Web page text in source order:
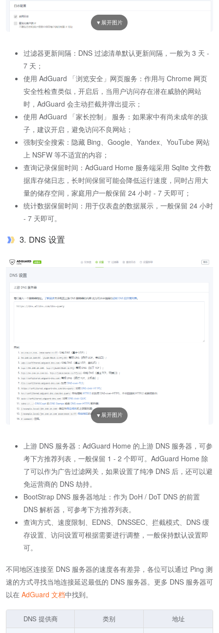
过滤器更新间隔：DNS 过滤清单默认更新间隔，一般为 3 天 -
7 天；
使用 AdGuard 「浏览安全」网页服务：作用与 Chrome 网页
安全性检查类似，开启后，当用户访问存在潜在威胁的网站
时，AdGuard 会主动拦截并弹出提示；
使用 AdGuard 「家长控制」 服务：如果家中有尚未成年的孩
子，建议开启，避免访问不良网站；
强制安全搜索：隐藏 Bing、Google、Yandex、YouTube 网站
上 NSFW 等不适宜的内容；
查询记录保留时间：AdGuard Home 服务端采用 Sqlite 文件数
据库存储日志，长时间保留可能会降低运行速度，同时占用大
量的储存空间，家庭用户一般保留 24 小时 - 7 天即可；
统计数据保留时间：用于仪表盘的数据展示，一般保留 24 小时
- 7 天即可。
3. DNS 设置
上游 DNS 服务器：AdGuard Home 的上游 DNS 服务器，可参
考下方推荐列表，一般保留 1 - 2 个即可。AdGuard Home 除
了可以作为广告过滤网关，如果设置了纯净 DNS 后，还可以避
免运营商的 DNS 劫持。
BootStrap DNS 服务器地址：作为 DoH / DoT DNS 的前置
DNS 解析器，可参考下方推荐列表。
查询方式、速度限制、EDNS、DNSSEC、拦截模式、DNS 缓
存设置、访问设置可根据需要进行调整，一般保持默认设置即
可。
不同地区连接至 DNS 服务器的速度各有差异，各位可以通过 Ping 测
速的方式寻找当地连接延迟最低的 DNS 服务器。更多 DNS 服务器可
以在 AdGuard 文档中找到。
DNS 提供商 类别
地址